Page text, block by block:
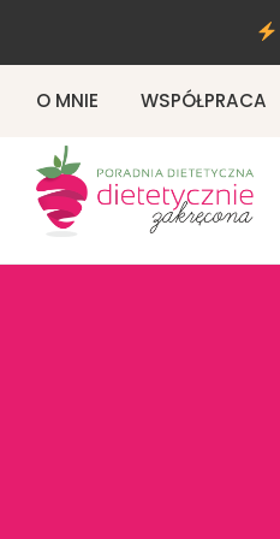
treści
O MNIE WSPÓŁPRACA